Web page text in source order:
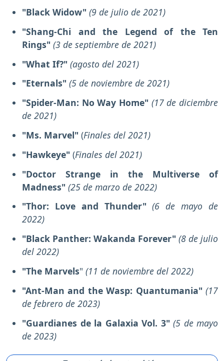
"Black Widow" (9 de julio de 2021)
"Shang-Chi and the Legend of the Ten
Rings" (3 de septiembre de 2021)
"What If?" (agosto del 2021)
"Eternals" (5 de noviembre de 2021)
"Spider-Man: No Way Home" (17 de diciembre
de 2021)
"Ms. Marvel" (Finales del 2021)
"Hawkeye" (Finales del 2021)
"Doctor Strange in the Multiverse of
Madness" (25 de marzo de 2022)
"Thor: Love and Thunder" (6 de mayo de
2022)
"Black Panther: Wakanda Forever" (8 de julio
del 2022)
"The Marvels" (11 de noviembre del 2022)
"Ant-Man and the Wasp: Quantumania" (17
de febrero de 2023)
"Guardianes de la Galaxia Vol. 3" (5 de mayo
de 2023)